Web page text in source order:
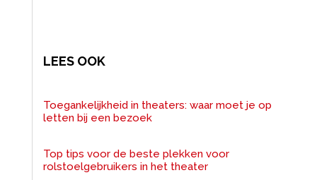
LEES OOK
Toegankelijkheid in theaters: waar moet je op
letten bij een bezoek
Top tips voor de beste plekken voor
rolstoelgebruikers in het theater